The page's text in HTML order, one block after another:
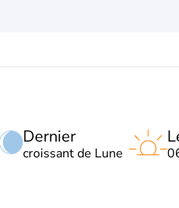
Dernier
croissant de Lune